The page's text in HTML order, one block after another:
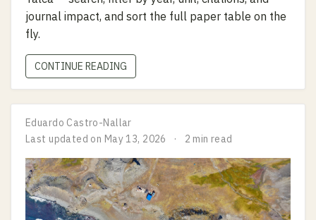
journal impact, and sort the full paper table on the
fly.
CONTINUE READING
Eduardo Castro-Nallar
Last updated on May 13, 2026 2 min read